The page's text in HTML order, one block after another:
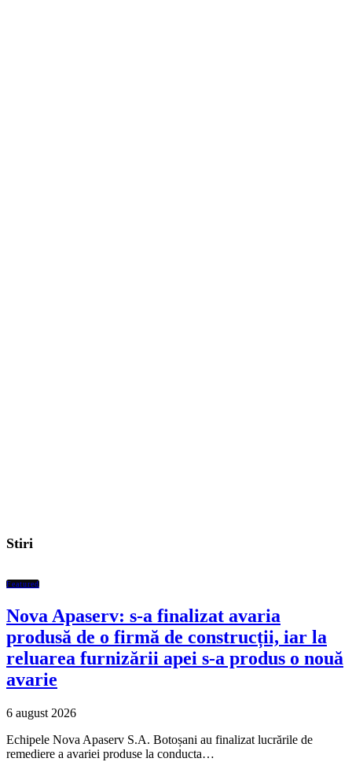
Stiri
Featured
Nova Apaserv: s-a finalizat avaria
produsă de o firmă de construcții, iar la
reluarea furnizării apei s-a produs o nouă
avarie
6 august 2026
Echipele Nova Apaserv S.A. Botoșani au finalizat lucrările de
remediere a avariei produse la conducta…